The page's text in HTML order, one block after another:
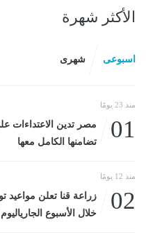
الأكثر شهرة
اسبوعى شهرى
منذ 23 يومًا
01
مصر تدين الاعتداءات
تضامنها الكامل معها
منذ 12 يومًا
02
زراعة قنا تعلن مواعيد
خلال الأسبوع الجارياليوم السبت، 25